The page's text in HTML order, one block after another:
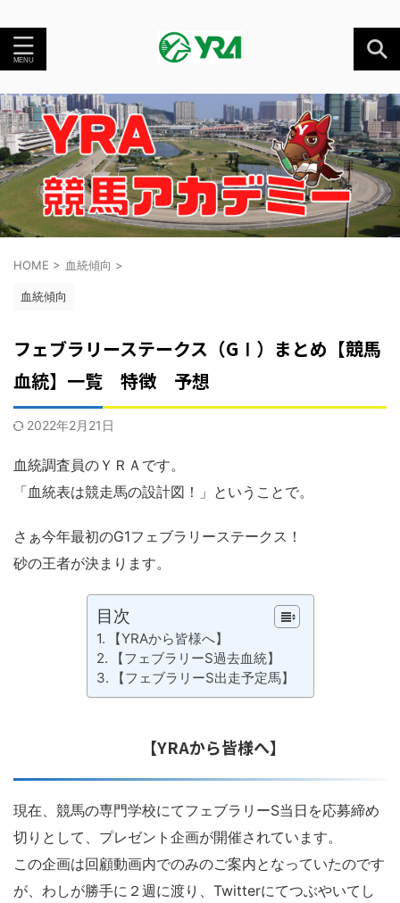
HOME > 血統傾向 >
血統傾向
フェブラリーステークス（GⅠ）まとめ【競馬
血統】一覧 特徴 予想
2022年2月21日
血統調査員のＹＲＡです。
「血統表は競走馬の設計図！」ということで。
さぁ今年最初のG1フェブラリーステークス！
砂の王者が決まります。
目次
【YRAから皆様へ】
【フェブラリーS過去血統】
【フェブラリーS出走予定馬】
【YRAから皆様へ】
現在、競馬の専門学校にてフェブラリーS当日を応募締め
切りとして、プレゼント企画が開催されています。
この企画は回顧動画内でのみのご案内となっていたのです
が、わしが勝手に２週に渡り、Twitterにてつぶやいてし